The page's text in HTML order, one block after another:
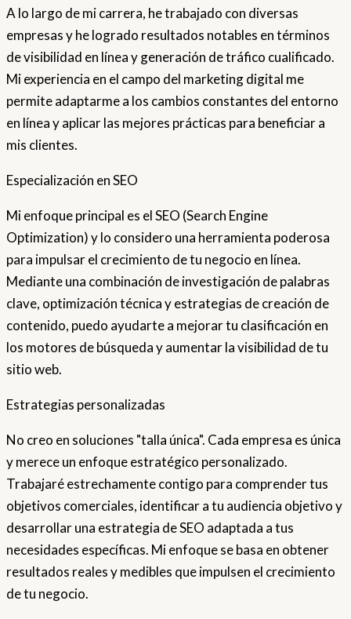
A lo largo de mi carrera, he trabajado con diversas
empresas y he logrado resultados notables en términos
de visibilidad en línea y generación de tráfico cualificado.
Mi experiencia en el campo del marketing digital me
permite adaptarme a los cambios constantes del entorno
en línea y aplicar las mejores prácticas para beneficiar a
mis clientes.
Especialización en SEO
Mi enfoque principal es el SEO (Search Engine
Optimization) y lo considero una herramienta poderosa
para impulsar el crecimiento de tu negocio en línea.
Mediante una combinación de investigación de palabras
clave, optimización técnica y estrategias de creación de
contenido, puedo ayudarte a mejorar tu clasificación en
los motores de búsqueda y aumentar la visibilidad de tu
sitio web.
Estrategias personalizadas
No creo en soluciones "talla única". Cada empresa es única
y merece un enfoque estratégico personalizado.
Trabajaré estrechamente contigo para comprender tus
objetivos comerciales, identificar a tu audiencia objetivo y
desarrollar una estrategia de SEO adaptada a tus
necesidades específicas. Mi enfoque se basa en obtener
resultados reales y medibles que impulsen el crecimiento
de tu negocio.